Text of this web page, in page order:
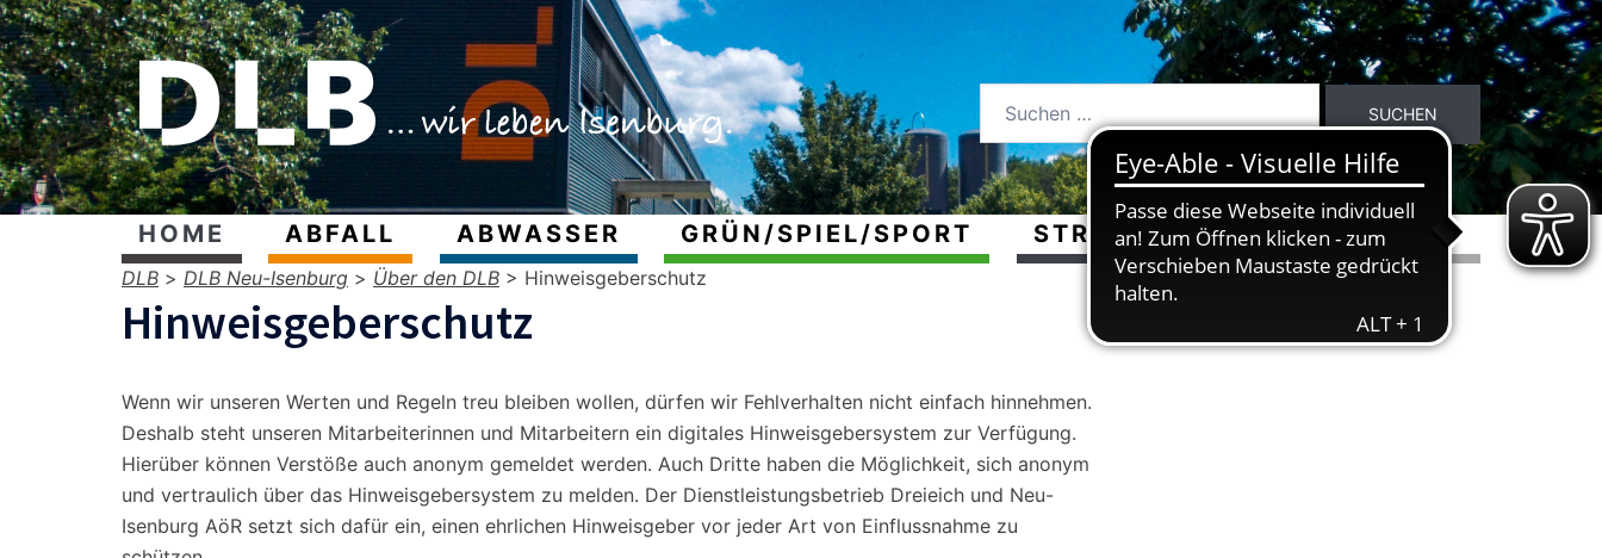
HOME ABFALL ABWASSER GRÜN/SPIEL/SPORT STRASSEN ÜBER DEN DLB
DLB > DLB Neu-Isenburg > Über den DLB > Hinweisgeberschutz
Hinweisgeberschutz
Wenn wir unseren Werten und Regeln treu bleiben wollen, dürfen wir Fehlverhalten nicht einfach hinnehmen.
Deshalb steht unseren Mitarbeiterinnen und Mitarbeitern ein digitales Hinweisgebersystem zur Verfügung.
Hierüber können Verstöße auch anonym gemeldet werden. Auch Dritte haben die Möglichkeit, sich anonym
und vertraulich über das Hinweisgebersystem zu melden. Der Dienstleistungsbetrieb Dreieich und Neu-
Isenburg AöR setzt sich dafür ein, einen ehrlichen Hinweisgeber vor jeder Art von Einflussnahme zu